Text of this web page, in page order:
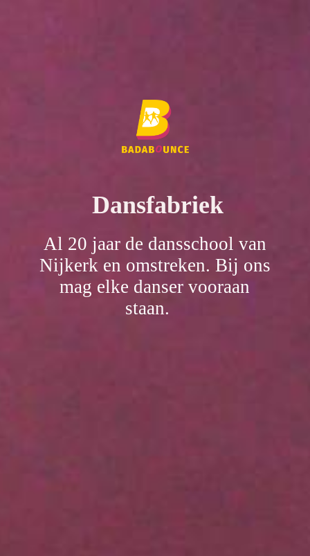
Dansfabriek
Al 20 jaar de dansschool van
Nijkerk en omstreken. Bij ons
mag elke danser vooraan
staan.